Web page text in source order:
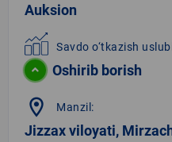
Auksion
Savdo o‘tkazish
Oshirib borish
location_on Manzil:
Jizzax viloyati,